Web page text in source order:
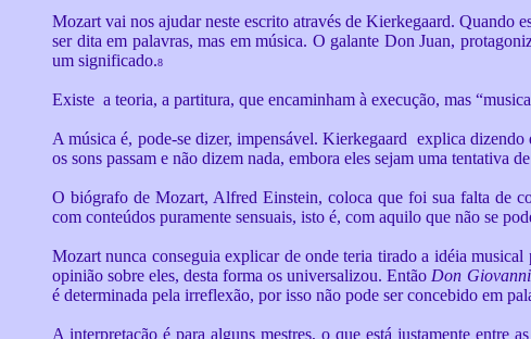
Mozart vai nos ajudar neste escrito através de Kierkegaard. Quando
ser dita em palavras, mas em música. O galante Don Juan,
um significado.8
Existe a teoria, a partitura, que encaminham à execução, mas
A música é, pode-se dizer, impensável. Kierkegaard explica
os sons passam e não dizem nada, embora eles sejam uma tentativa
O biógrafo de Mozart, Alfred Einstein, coloca que foi sua falta de
com conteúdos puramente sensuais, isto é, com aquilo que não se
Mozart nunca conseguia explicar de onde teria tirado a idéia musical
opinião sobre eles, desta forma os universalizou. Então Don Giovanni
é determinada pela irreflexão, por isso não pode ser concebido em
A interpretação é para alguns mestres, o que está justamente